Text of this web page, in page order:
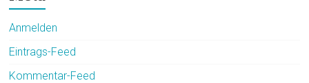
Anmelden
Eintrags-Feed
Kommentar-Feed